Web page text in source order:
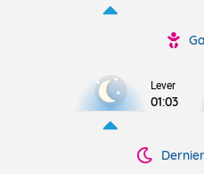
Lever
01:03